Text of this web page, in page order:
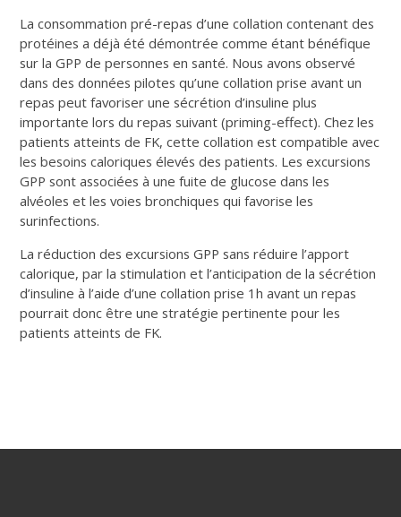
La consommation pré-repas d’une collation contenant des
protéines a déjà été démontrée comme étant bénéfique
sur la GPP de personnes en santé. Nous avons observé
dans des données pilotes qu’une collation prise avant un
repas peut favoriser une sécrétion d’insuline plus
importante lors du repas suivant (priming-effect). Chez les
patients atteints de FK, cette collation est compatible avec
les besoins caloriques élevés des patients. Les excursions
GPP sont associées à une fuite de glucose dans les
alvéoles et les voies bronchiques qui favorise les
surinfections.
La réduction des excursions GPP sans réduire l’apport
calorique, par la stimulation et l’anticipation de la sécrétion
d’insuline à l’aide d’une collation prise 1h avant un repas
pourrait donc être une stratégie pertinente pour les
patients atteints de FK.